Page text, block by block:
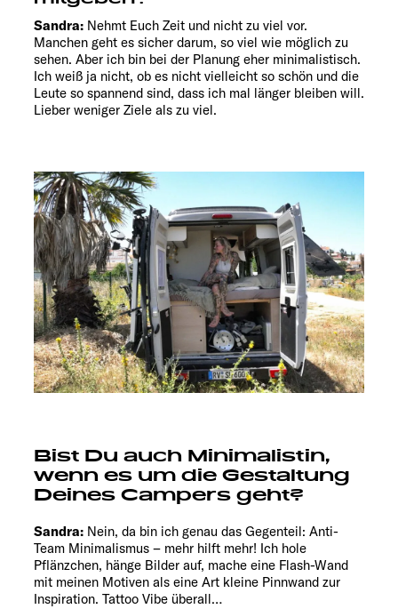
Sandra: Nehmt Euch Zeit und nicht zu viel vor.
Manchen geht es sicher darum, so viel wie möglich zu
sehen. Aber ich bin bei der Planung eher minimalistisch.
Ich weiß ja nicht, ob es nicht vielleicht so schön und die
Leute so spannend sind, dass ich mal länger bleiben will.
Lieber weniger Ziele als zu viel.
Bist Du auch Minimalistin,
wenn es um die Gestaltung
Deines Campers geht?
Sandra: Nein, da bin ich genau das Gegenteil: Anti-
Team Minimalismus – mehr hilft mehr! Ich hole
Pflänzchen, hänge Bilder auf, mache eine Flash-Wand
mit meinen Motiven als eine Art kleine Pinnwand zur
Inspiration. Tattoo Vibe überall…